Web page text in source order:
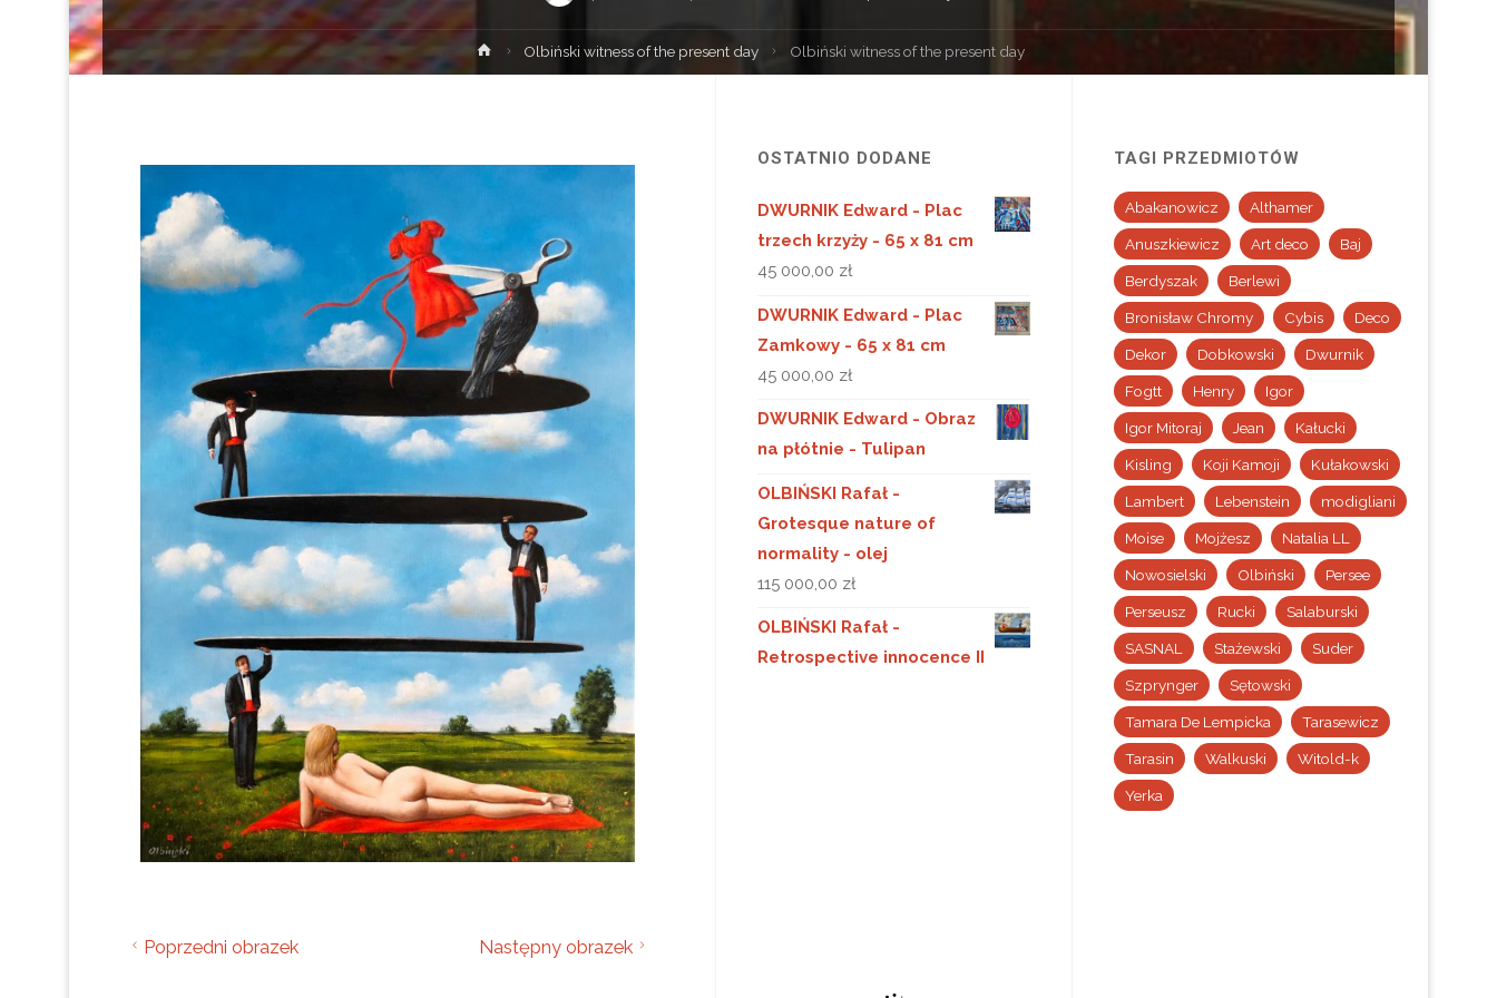
Strona
główna
Olbiński witness of the present day Olbiński witness of the present day
Poprzedni obrazek Następny obrazek
OSTATNIO DODANE
DWURNIK Edward - Plac
trzech krzyży - 65 x 81 cm
45 000,00 zł
DWURNIK Edward - Plac
Zamkowy - 65 x 81 cm
45 000,00 zł
DWURNIK Edward - Obraz
na płótnie - Tulipan
OLBIŃSKI Rafał -
Grotesque nature of
normality - olej
115 000,00 zł
OLBIŃSKI Rafał -
Retrospective innocence II
TAGI PRZEDMIOTÓW
Abakanowicz Althamer
Anuszkiewicz Art deco Baj
Berdyszak Berlewi
Bronisław Chromy Cybis Deco
Dekor Dobkowski Dwurnik
Fogtt Henry Igor
Igor Mitoraj Jean Kałucki
Kisling Koji Kamoji Kułakowski
Lambert Lebenstein modigliani
Moise Mojżesz Natalia LL
Nowosielski Olbiński Persee
Perseusz Rucki Salaburski
SASNAL Stażewski Suder
Szprynger Sętowski
Tamara De Lempicka Tarasewicz
Tarasin Walkuski Witold-k
Yerka